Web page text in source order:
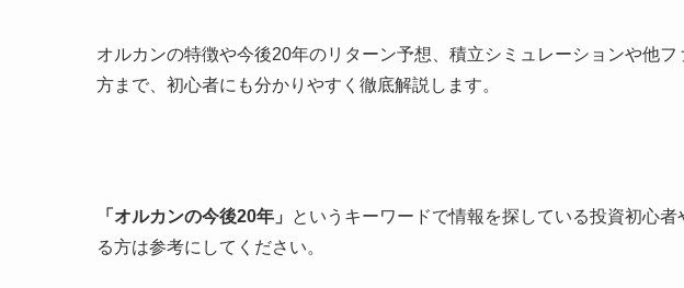
オルカンの特徴や今後20年のリターン予想、積立シミュレーションや他
方まで、初心者にも分かりやすく徹底解説します。
「オルカンの今後20年」
というキーワードで情報を探している投資初心
る方は参考にしてください。